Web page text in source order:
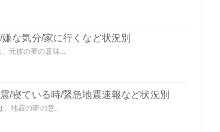
な気分/家に行くなど状況別
元彼の夢の意味...
/寝ている時/緊急地震速報など状況別
、地震の夢の意...